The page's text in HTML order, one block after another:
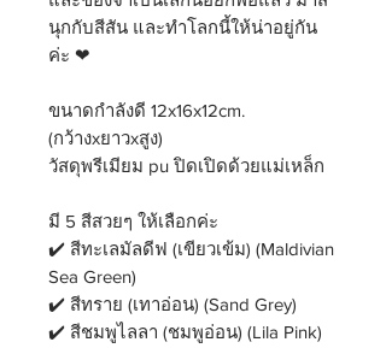
นุกกับสีสัน และทำโลกนี้ให้น่าอยู่กัน
ค่ะ ❤
ขนาดกำลังดี 12x16x12cm.
(กว้างxยาวxสูง)
วัสดุพรีเมียม pu ปิดเปิดด้วยแม่เหล็ก
มี 5 สีสวยๆ ให้เลือกค่ะ
✔️ สีทะเลมัลดีฟ (เขียวเข้ม) (Maldivian
Sea Green)
✔️ สีทราย (เทาอ่อน) (Sand Grey)
✔️ สีชมพูไลลา (ชมพูอ่อน) (Lila Pink)